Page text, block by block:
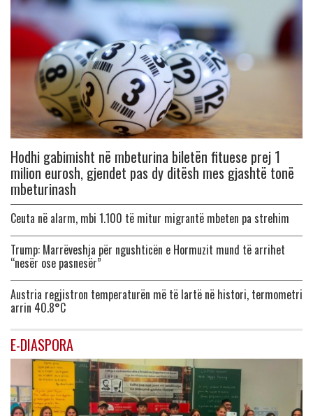
Hodhi gabimisht në mbeturina biletën fituese prej 1
milion eurosh, gjendet pas dy ditësh mes gjashtë tonë
mbeturinash
Ceuta në alarm, mbi 1.100 të mitur migrantë mbeten pa strehim
Trump: Marrëveshja për ngushticën e Hormuzit mund të arrihet
“nesër ose pasnesër”
Austria regjistron temperaturën më të lartë në histori, termometri
arrin 40.8°C
E-DIASPORA